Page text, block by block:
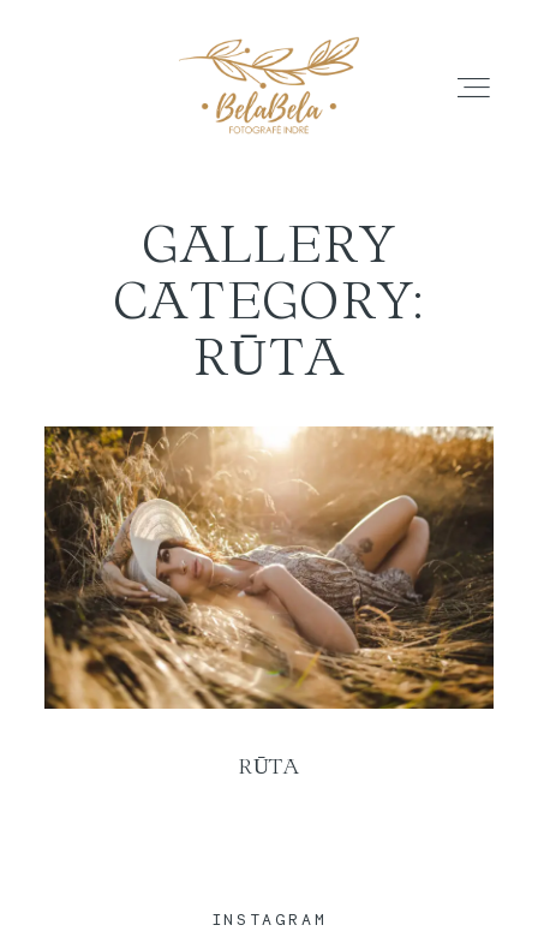
APIE
GALERIJA
ATSILIEPIMAI
PASLAUGŲ PASIŪLYMAI
SUSISIEKITE
GALLERY
CATEGORY:
RŪTA
RŪTA
INSTAGRAM